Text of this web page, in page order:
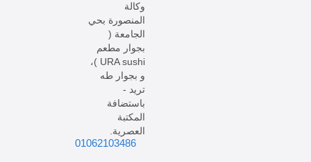
وكالة
المنصورة بحي
الجامعة (
بجوار مطعم
URA sushi )،
و بجوار طه
تريد -
باستضافة
المكتبة
العصرية.
01062103486